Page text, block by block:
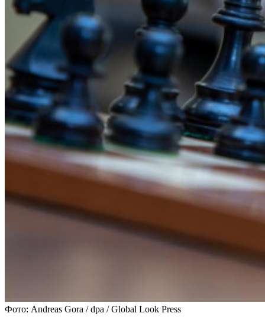
Фото: Andreas Gora / dpa / Global Look Press